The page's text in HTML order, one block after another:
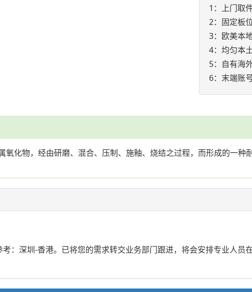
1：上门取
2：固定板
3：欧美本
4：均匀本
5：自有海
6：末端账
氧化物，经由研磨、混合、压制、施釉、烧结之过程，而形成的一
：深圳-香港。已将您的需求转交业务部门跟进，将会安排专业人